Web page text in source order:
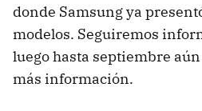
donde Samsung ya
modelos. Seguiremos
luego hasta septiembre
más información.